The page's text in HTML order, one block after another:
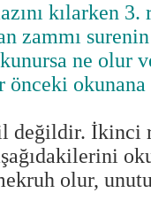
kılarken 3.
zammı
ne olur
okunana
değildir. İkinci
olur,